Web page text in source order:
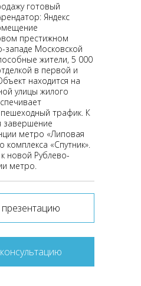
готовый
Яндекс
престижном
западе Московской
жители, 5 000
в первой и
находится на
улицы жилого
трафик. К
завершение
метро «Липовая
комплекса «Спутник».
новой Рублево-
метро.